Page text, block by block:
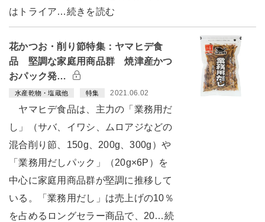
はトライア…続きを読む
花かつお・削り節特集：ヤマヒデ食
品 堅調な家庭用商品群 焼津産かつ
おパック発…
水産乾物・塩蔵他 特集 2021.06.02
ヤマヒデ食品は、主力の「業務用だ
し」（サバ、イワシ、ムロアジなどの
混合削り節、150g、200g、300g）や
「業務用だしパック」（20g×6P）を
中心に家庭用商品群が堅調に推移して
いる。「業務用だし」は売上げの10％
を占めるロングセラー商品で、20…続